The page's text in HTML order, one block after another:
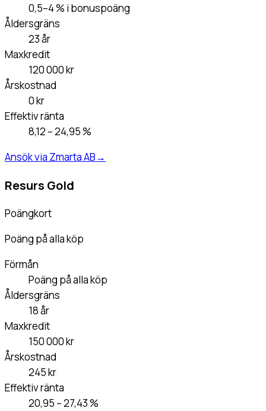
0,5–4 % i bonuspoäng
Åldersgräns
23 år
Maxkredit
120 000 kr
Årskostnad
0 kr
Effektiv ränta
8,12 – 24,95 %
Ansök via Zmarta AB→
Resurs Gold
Poängkort
Poäng på alla köp
Förmån
Poäng på alla köp
Åldersgräns
18 år
Maxkredit
150 000 kr
Årskostnad
245 kr
Effektiv ränta
20,95 – 27,43 %